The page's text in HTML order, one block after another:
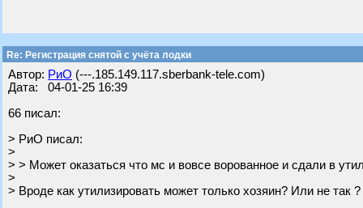
Re: Регистрация снятой с учёта лодки
Автор: РиО (---.185.149.117.sberbank-tele.com)
Дата: 04-01-25 16:39
66 писал:
> РиО писал:
>
> > Может оказаться что мс и вовсе ворованное и сдали в
>
> Вроде как утилизировать может только хозяин? Или не так ?